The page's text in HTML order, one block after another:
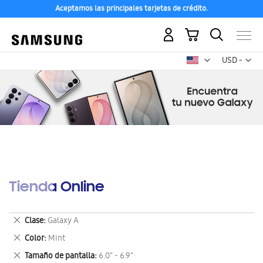
Aceptamos las principales tarjetas de crédito.
USD -
dólar
Mi carrito
Tienda Online
Clase Galaxy A
Eliminar
este
artículo
Color Mint
Eliminar
este
Tamaño de pantalla 6.0" - 6.9"
Eliminar